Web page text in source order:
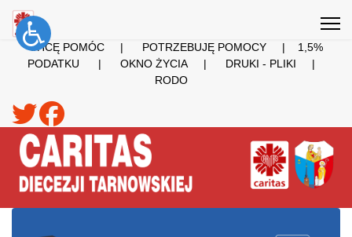
CHCĘ POMÓC | POTRZEBUJĘ POMOCY | 1,5%
PODATKU
| OKNO ŻYCIA | DRUKI - PLIKI
|
RODO